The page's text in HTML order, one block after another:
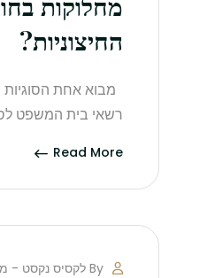
החיצוניות?
מבוא אחת הסוגיות
רשאי בית המשפט
Read More
By לקסיס נקסט - מחקר וחיפוש משפטי